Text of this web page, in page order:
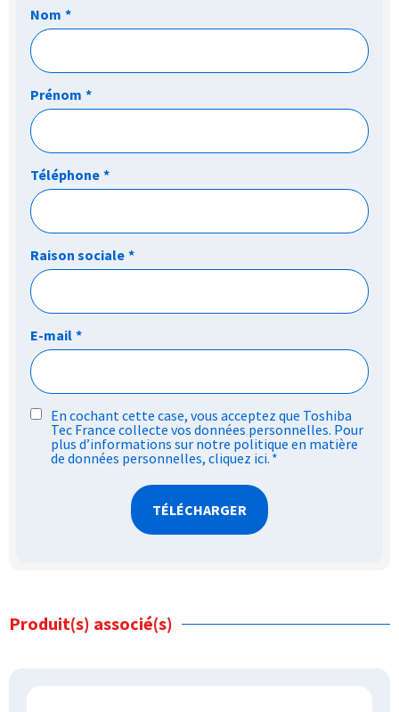
Nom *
Prénom *
Téléphone *
Raison sociale *
E-mail *
RGPDEn cochant cette case, vous acceptez que Toshiba
Tec France collecte vos données personnelles. Pour
plus d’informations sur notre politique en matière
de données personnelles, cliquez ici. *
Produit(s) associé(s)